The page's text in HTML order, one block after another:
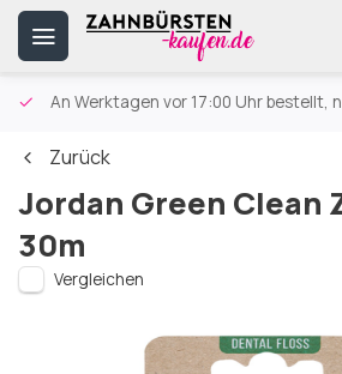
An Werktagen vor 17:00 Uhr bestellt,
Zurück
Jordan Green Clean
30m
Vergleichen